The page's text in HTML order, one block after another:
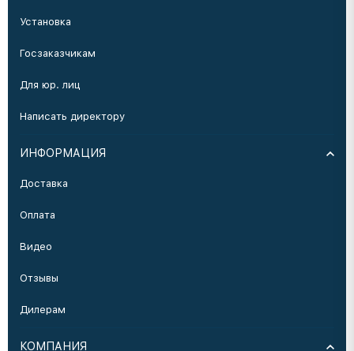
Установка
Госзаказчикам
Для юр. лиц
Написать директору
ИНФОРМАЦИЯ
Доставка
Оплата
Видео
Отзывы
Дилерам
КОМПАНИЯ